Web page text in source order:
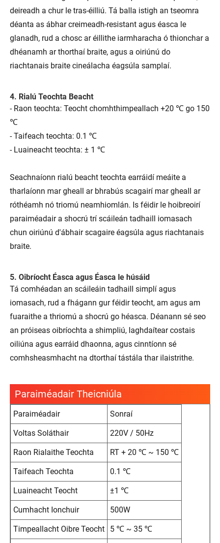
deireadh a chur le tras-éilliú. Tá balla istigh an tseomra
déanta as ábhar creimeadh-resistant agus éasca le
glanadh, rud a chosc ar éillithe iarmharacha ó thionchar a
dhéanamh ar thorthaí braite, agus a oiriúnú do
riachtanais braite cineálacha éagsúla samplaí.
4. Rialú Teochta Beacht
- Raon teochta: Teocht chomhthimpeallach +20 ℃ go 150
℃
- Taifeach teochta: 0.1 ℃
- Luaineacht teochta: ± 1 ℃
Seachnaíonn rialú beacht teochta earráidí meáite a
tharlaíonn mar gheall ar bhrabús scagairí mar gheall ar
róthéamh nó triomú neamhiomlán. Is féidir le hoibreoirí
paraiméadair a shocrú trí scáileán tadhaill iomasach
chun oiriúnú d'ábhair scagaire éagsúla agus riachtanais
braite.
5. Oibríocht Éasca agus Éasca le húsáid
Tá comhéadan an scáileáin tadhaill simplí agus
iomasach, rud a fhágann gur féidir teocht, am agus am
fuaraithe a thriomú a shocrú go héasca. Déanann sé seo
an próiseas oibríochta a shimpliú, laghdaítear costais
oiliúna agus earráid dhaonna, agus cinntíonn sé
comhsheasmhacht na dtorthaí tástála thar ilaistrithe.
Paraiméadair Theicniúla
Paraiméadair Sonraí
Voltas Soláthair 220V / 50Hz
Raon Rialaithe Teochta RT + 20 ℃ ~ 150 ℃
Taifeach Teochta 0.1 ℃
Luaineacht Teocht ±1 ℃
Cumhacht Ionchuir 500W
Timpeallacht Oibre Teocht 5 ℃ ~ 35 ℃